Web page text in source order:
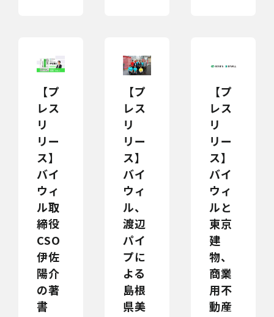
【プ
レス
リ
リー
ス】
バイ
ウィ
ル取
締役
CSO
伊佐
陽介
の著
書
【プ
レス
リ
リー
ス】
バイ
ウィ
ル、
渡辺
パイ
プに
よる
島根
県美
【プ
レス
リ
リー
ス】
バイ
ウィ
ルと
東京
建
物、
商業
用不
動産